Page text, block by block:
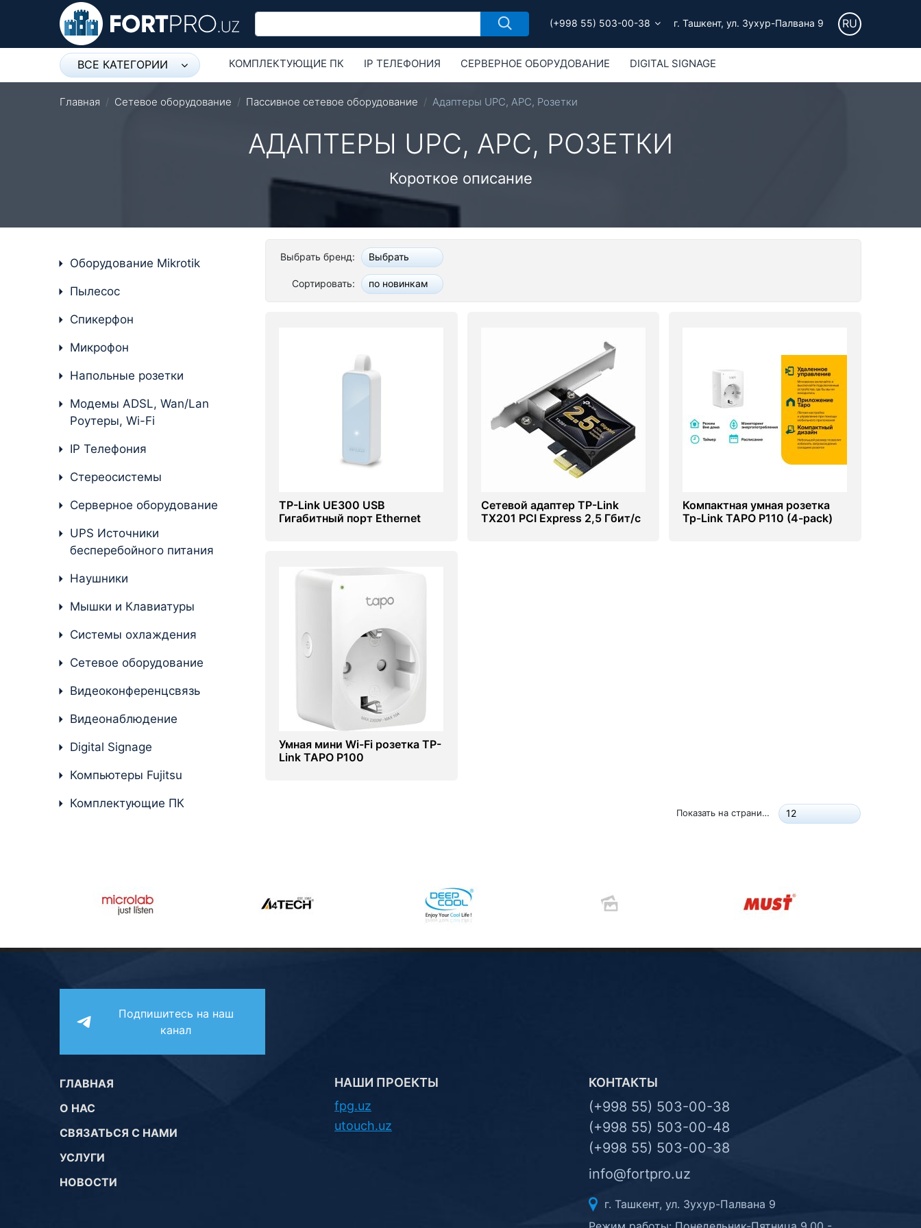
(+998 55) 503-00-38 г. Ташкент, ул. Зухур-Палвана 9 RU
ВСЕ КАТЕГОРИИ
бесперебойного питания
Мышки и Клавиатуры
Digital Signage
Видеонаблюдение
Компьютеры Fujitsu
Комплектующие ПК
КОМПЛЕКТУЮЩИЕ ПК IP ТЕЛЕФОНИЯ СЕРВЕРНОЕ ОБОРУДОВАНИЕ DIGITAL SIGNAGE
СЕТЕВОЕ ОБОРУДОВАНИЕ ОБОРУДОВАНИЕ MIKROTIK
Главная Сетевое оборудование Пассивное сетевое оборудование Адаптеры UPC, APC, Розетки
АДАПТЕРЫ UPC, APC, РОЗЕТКИ
Короткое описание
Выбрать бренд: Выбрать
Сортировать: по новинкам
TP-Link UE300 USB
Гигабитный порт Ethernet
Сетевой адаптер TP-Link
TX201 PCI Express 2,5 Гбит/с
Компактная умная розетка
Tp-Link TAPO P110 (4-pack)
Умная мини Wi-Fi розетка TP-
Link TAPO P100
Показать на странице: 12
Оборудование Mikrotik
Пылесос
Спикерфон
Микрофон
Напольные розетки
Модемы ADSL, Wan/Lan
Роутеры, Wi-Fi
IP Телефония
Стереосистемы
Серверное оборудование
UPS Источники
бесперебойного питания
Наушники
Мышки и Клавиатуры
Системы охлаждения
Сетевое оборудование
Видеоконференцсвязь
Видеонаблюдение
Digital Signage
Компьютеры Fujitsu
Комплектующие ПК
Подпишитесь на наш
канал
ГЛАВНАЯ
О НАС
СВЯЗАТЬСЯ С НАМИ
УСЛУГИ
НОВОСТИ
НАШИ ПРОЕКТЫ
fpg.uz
utouch.uz
КОНТАКТЫ
(+998 55) 503-00-38
(+998 55) 503-00-48
(+998 55) 503-00-38
info@fortpro.uz
г. Ташкент, ул. Зухур-Палвана 9